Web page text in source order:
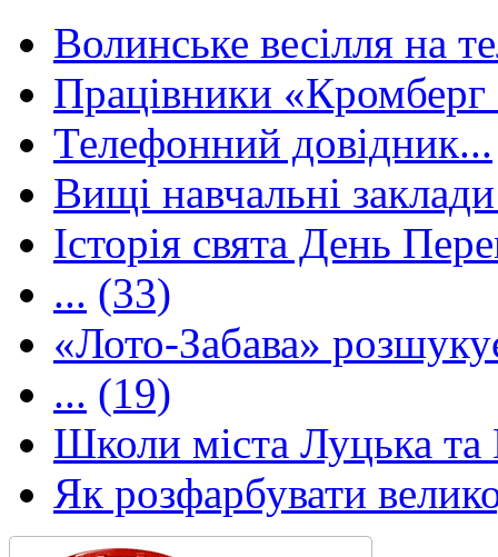
Волинське весілля на
Працівники
Телефонний довідник...
Вищі навчальні
Історія свята День
... (33)
«Лото-Забава»
... (19)
Школи міста Луцька та
Як розфарбувати